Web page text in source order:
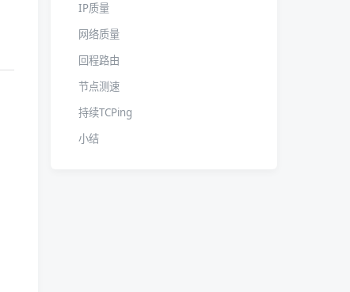
IP质量
网络质量
回程路由
节点测速
持续TCPing
小结